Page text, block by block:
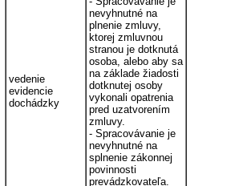
vedenie
evidencie
dochádzky
nevyhnutné na
plnenie zmluvy,
ktorej zmluvnou
stranou je dotknutá
osoba, alebo aby sa
na základe žiadosti
dotknutej osoby
vykonali opatrenia
pred uzatvorením
zmluvy.
- Spracovávanie je
nevyhnutné na
splnenie zákonnej
povinnosti
prevádzkovateľa.